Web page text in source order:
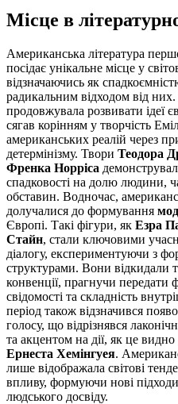
Місце в
Американська література
посідає унікальне місце у
відзначаючись як
радикальним відходом від
продовжувала розвивати ідеї
сягав корінням у творчість
американських реалій через
детермінізму. Твори Теодора
Френка Норріса
спадковості на долю людини,
обставин. Водночас,
долучалися до формування
Європі. Такі фігури, як Езра
Стайн, стали ключовими
діалогу, експериментуючи з
структурами. Вони відкидали
конвенції, прагнучи передати
свідомості та складність
період також відзначився
голосу, що відрізнявся
та акцентом на дії, як це видно
Ернеста Хемінгуея.
лише відображала світові
впливу, формуючи нові
людського досвіду.